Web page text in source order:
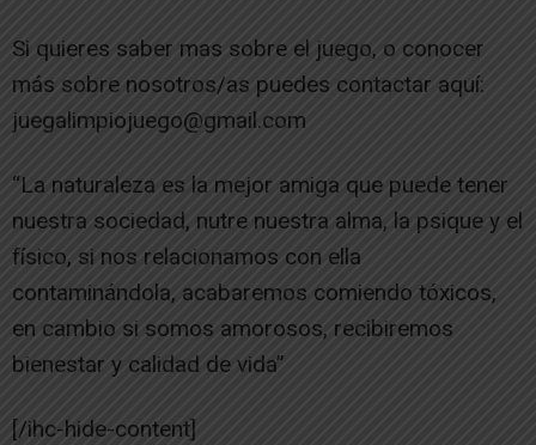
Si quieres saber mas sobre el juego, o conocer
más sobre nosotros/as puedes contactar aquí:
juegalimpiojuego@gmail.com
“La naturaleza es la mejor amiga que puede tener
nuestra sociedad, nutre nuestra alma, la psique y el
físico, si nos relacionamos con ella
contaminándola, acabaremos comiendo tóxicos,
en cambio si somos amorosos, recibiremos
bienestar y calidad de vida”
[/ihc-hide-content]